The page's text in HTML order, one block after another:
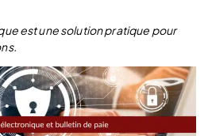
est une solution pratique pour